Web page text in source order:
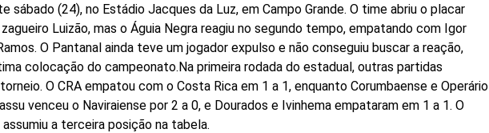
sábado (24), no Estádio Jacques da Luz, em Campo Grande. O time abriu o placar
Luizão, mas o Águia Negra reagiu no segundo tempo, empatando com Igor
O Pantanal ainda teve um jogador expulso e não conseguiu buscar a reação,
colocação do campeonato.Na primeira rodada do estadual, outras partidas
O CRA empatou com o Costa Rica em 1 a 1, enquanto Corumbaense e Operário
venceu o Naviraiense por 2 a 0, e Dourados e Ivinhema empataram em 1 a 1. O
a terceira posição na tabela.